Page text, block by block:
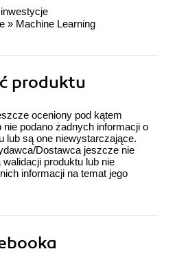
inwestycje
» Machine Learning
produktu
oceniony pod kątem
nie podano żadnych informacji o
lub są one niewystarczające.
Dostawca jeszcze nie
walidacji produktu lub nie
informacji na temat jego